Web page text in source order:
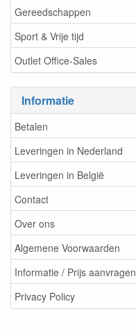
Gereedschappen
Sport & Vrije tijd
Outlet Office-Sales
Informatie
Betalen
Leveringen in Nederland
Leveringen in België
Contact
Over ons
Algemene Voorwaarden
Informatie / Prijs aanvragen
Privacy Policy